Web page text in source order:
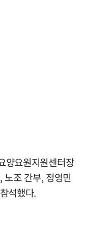
양요원지원센터장
노조 간부, 정영민
석했다.